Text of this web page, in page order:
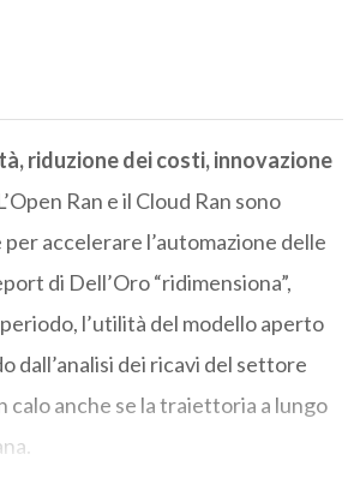
riduzione dei costi, innovazione
Ran e il Cloud Ran sono
accelerare l’automazione delle
di Dell’Oro “ridimensiona”,
l’utilità del modello aperto
dall’analisi dei ricavi del settore
calo anche se la traiettoria a lungo